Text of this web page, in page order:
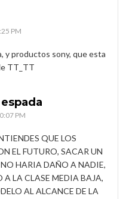
PM
y productos sony, que esta
TT_TT
PM
QUE LOS
EL FUTURO, SACAR UN
HARIA DAÑO A NADIE,
LA CLASE MEDIA BAJA,
AL ALCANCE DE LA